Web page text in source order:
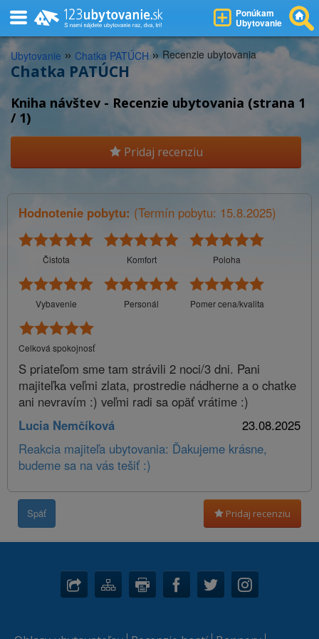
Ponúkam
Ubytovanie
Ubytovanie » Chatka PATÚCH »Recenzie ubytovania
Chatka PATÚCH
Kniha návštev - Recenzie ubytovania (strana 1
/ 1)
Pridaj recenziu
Hodnotenie pobytu: (Termín pobytu: 15.8.2025)
Čistota Komfort Poloha
Vybavenie Personál Pomer cena/kvalita
Celková spokojnosť
S priateľom sme tam strávili 2 noci/3 dni. Pani
majiteľka veľmi zlata, prostredie nádherne a o chatke
ani nevravím :) veľmi radi sa opäť vrátime :)
Lucia Nemčíková
23.08.2025
Reakcia majiteľa ubytovania: Ďakujeme krásne,
budeme sa na vás tešiť :)
Späť Pridaj recenziu